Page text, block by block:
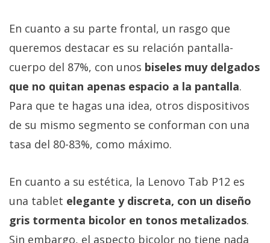
En cuanto a su parte frontal, un rasgo que
queremos destacar es su relación pantalla-
cuerpo del 87%, con unos biseles muy delgados
que no quitan apenas espacio a la pantalla.
Para que te hagas una idea, otros dispositivos
de su mismo segmento se conforman con una
tasa del 80-83%, como máximo.
En cuanto a su estética, la Lenovo Tab P12 es
una tablet elegante y discreta, con un diseño
gris tormenta bicolor en tonos metalizados.
Sin embargo, el aspecto bicolor no tiene nada